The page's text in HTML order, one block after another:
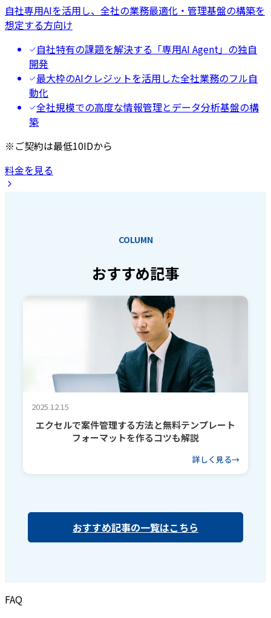
自社専用AIを活用し、全社の業務最適化・管理基盤の構築を
想定する方向け
自社特有の課題を解決する「専用AI Agent」の独自
開発
最大枠のAIクレジットを活用した全社業務のフル自
動化
全社規模での高度な情報管理とデータ分析基盤の構
築
※ご契約は最低10IDから
料金を見る
COLUMN
おすすめ記事
2025.12.15
エクセルで案件管理する方法と無料テンプレート
フォーマットを作るコツも解説
詳しく見る
おすすめ記事の一覧はこちら
FAQ